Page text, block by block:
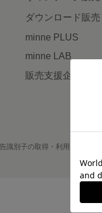
ダウンロード販売
minne PLUS
minne LAB
販売支援企画・イ
識別子の取得・利用 プラ